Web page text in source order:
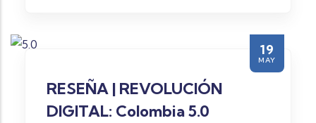
19
MAY
RESEÑA | REVOLUCIÓN
DIGITAL: Colombia 5.0